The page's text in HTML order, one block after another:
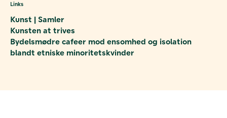
Links
Kunst | Samler
Kunsten at trives
Bydelsmødre cafeer mod ensomhed og isolation
blandt etniske minoritetskvinder